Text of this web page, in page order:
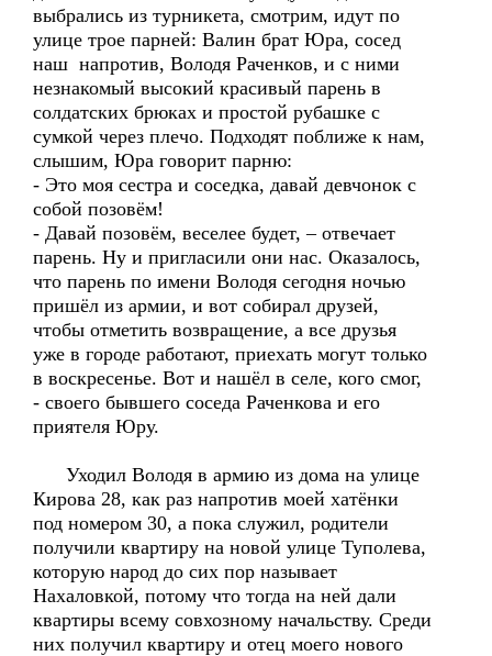
выбрались из турникета, смотрим, идут по
улице трое парней: Валин брат Юра, сосед
наш напротив, Володя Раченков, и с ними
незнакомый высокий красивый парень в
солдатских брюках и простой рубашке с
сумкой через плечо. Подходят поближе к нам,
слышим, Юра говорит парню:
- Это моя сестра и соседка, давай девчонок с
собой позовём!
- Давай позовём, веселее будет, – отвечает
парень. Ну и пригласили они нас. Оказалось,
что парень по имени Володя сегодня ночью
пришёл из армии, и вот собирал друзей,
чтобы отметить возвращение, а все друзья
уже в городе работают, приехать могут только
в воскресенье. Вот и нашёл в селе, кого смог,
- своего бывшего соседа Раченкова и его
приятеля Юру.
Уходил Володя в армию из дома на улице
Кирова 28, как раз напротив моей хатёнки
под номером 30, а пока служил, родители
получили квартиру на новой улице Туполева,
которую народ до сих пор называет
Нахаловкой, потому что тогда на ней дали
квартиры всему совхозному начальству. Среди
них получил квартиру и отец моего нового